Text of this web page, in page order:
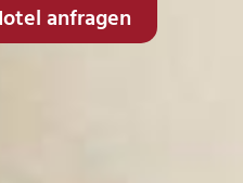
anfragen